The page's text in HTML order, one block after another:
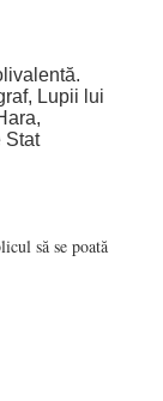
Lupii lui
Stat
să se poată